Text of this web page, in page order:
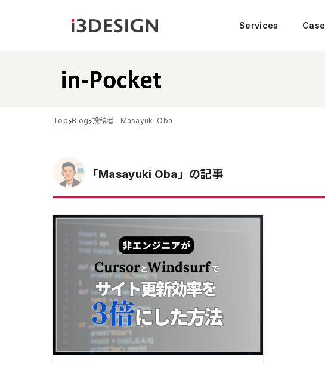
Services
Top Blog 投稿者 : Masayuki Oba
「Masayuki Oba」の記事